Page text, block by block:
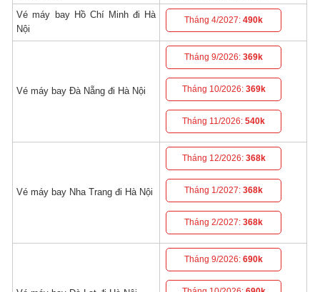
Vé máy bay Hồ Chí Minh đi Hà
Nội
Tháng 4/2027:490k
Vé máy bay Đà Nẵng đi Hà Nội
Tháng 9/2026:369k
Tháng 10/2026: 369k
Tháng 11/2026:540k
Vé máy bay Nha Trang đi Hà Nội
Tháng 12/2026: 368k
Tháng 1/2027:368k
Tháng 2/2027:368k
Tháng 9/2026:690k